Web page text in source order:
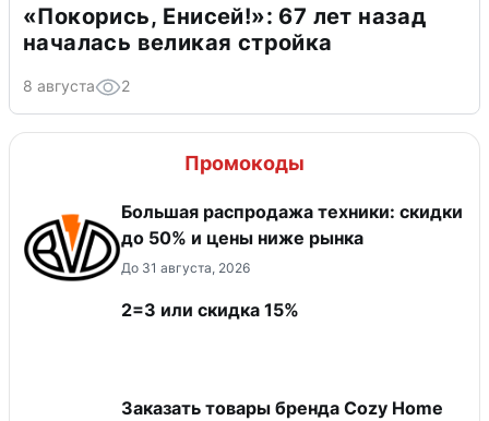
«Покорись, Енисей!»: 67 лет назад
началась великая стройка
8 августа 2
Промокоды
Большая распродажа техники: скидки
до 50% и цены ниже рынка
До 31 августа, 2026
2=3 или скидка 15%
Заказать товары бренда Cozy Home